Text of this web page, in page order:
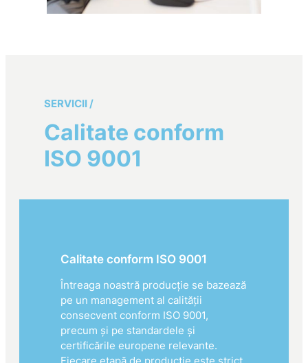
SERVICII /
Calitate conform
ISO 9001
Calitate conform ISO 9001
Întreaga noastră producție se bazează
pe un management al calității
consecvent conform ISO 9001,
precum și pe standardele și
certificările europene relevante.